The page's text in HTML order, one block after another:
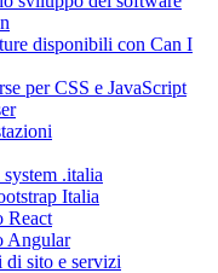
disponibili con Can I
per CSS e JavaScript
.italia
Italia
React
Angular
sito e servizi